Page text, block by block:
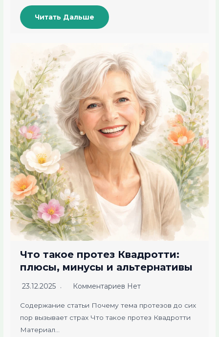
Читать Дальше
Что такое протез Квадротти:
плюсы, минусы и альтернативы
23.12.2025 Комментариев Нет
Содержание статьи Почему тема протезов до сих
пор вызывает страх Что такое протез Квадротти
Материал…